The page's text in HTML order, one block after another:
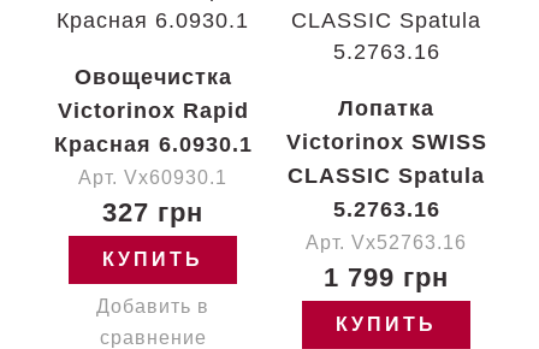
Овощечистка
Victorinox Rapid
Красная 6.0930.1
Арт. Vx60930.1
327 грн
КУПИТЬ
Добавить в
сравнение
Лопатка
Victorinox SWISS
CLASSIC Spatula
5.2763.16
Арт. Vx52763.16
1 799 грн
КУПИТЬ